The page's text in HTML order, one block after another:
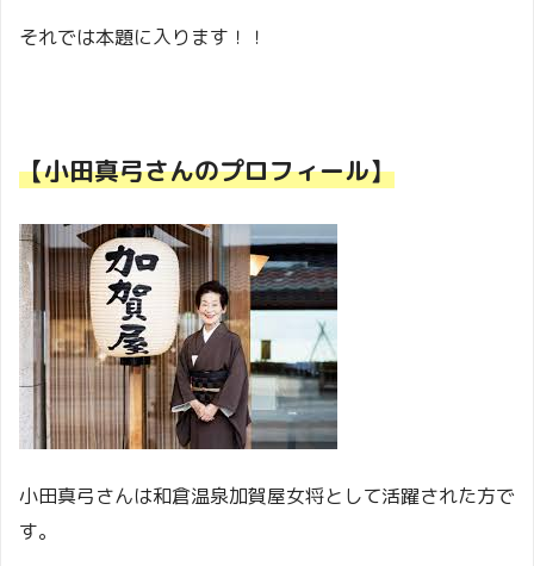
それでは本題に入ります！！
【小田真弓さんのプロフィール】
小田真弓さんは和倉温泉加賀屋女将として活躍された方で
す。